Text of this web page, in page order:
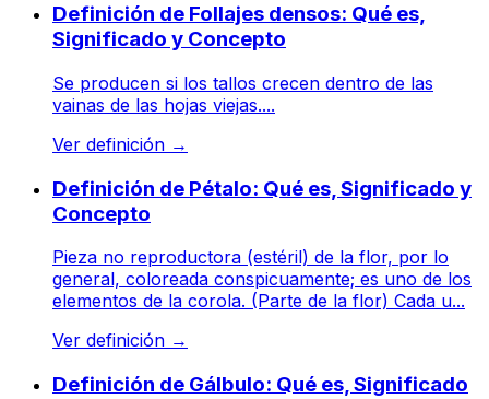
Definición de Follajes densos: Qué es,
Significado y Concepto
Se producen si los tallos crecen dentro de las
vainas de las hojas viejas....
Ver definición →
Definición de Pétalo: Qué es, Significado y
Concepto
Pieza no reproductora (estéril) de la flor, por lo
general, coloreada conspicuamente; es uno de los
elementos de la corola. (Parte de la flor) Cada u...
Ver definición →
Definición de Gálbulo: Qué es, Significado